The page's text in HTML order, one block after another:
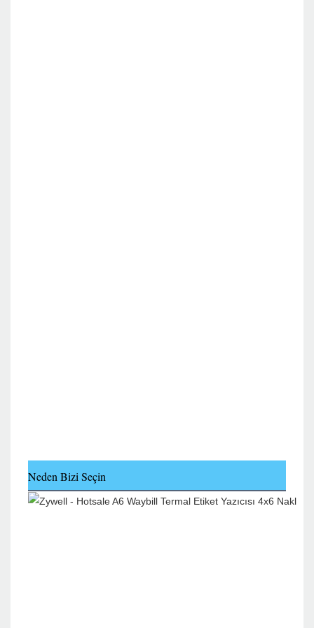
Neden Bizi Seçin